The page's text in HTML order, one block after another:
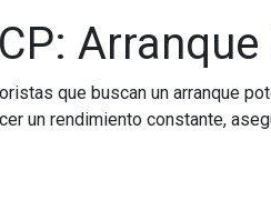
que buscan un arranque
un rendimiento constante,